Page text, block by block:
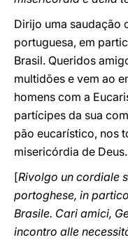
Dirijo uma saudação
portuguesa, em
Brasil. Queridos
multidões e vem ao
homens com a
partícipes da sua
pão eucarístico, nos
misericórdia de
[Rivolgo un cordiale
portoghese, in
Brasile. Cari amici,
incontro alle